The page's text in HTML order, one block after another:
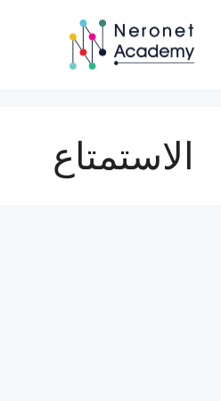
المحتوى
الاستمتاع